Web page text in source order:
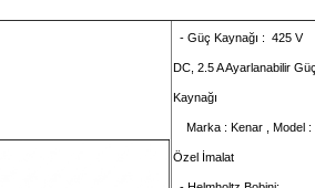
- Güç Kaynağı : 425 V
DC, 2.5 A Ayarlanabilir
Kaynağı
Marka : Kenar , Model :
Özel İmalat